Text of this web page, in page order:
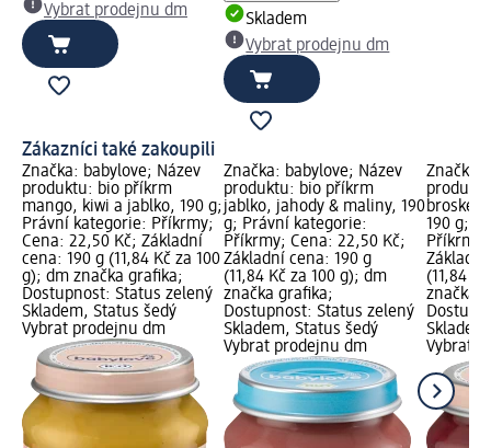
Vybrat prodejnu dm
Skladem
Vybrat prodejnu dm
Zákazníci také zakoupili
Značka: babylove; Název
produktu: bio příkrm
mango, kiwi a jablko, 190 g;
Právní kategorie: Příkrmy;
Cena: 22,50 Kč; Základní
cena: 190 g (11,84 Kč za 100
g); dm značka grafika;
Dostupnost: Status zelený
Skladem, Status šedý
Vybrat prodejnu dm
Značka: babylove; Název
produktu: bio příkrm
jablko, jahody & maliny, 190
g; Právní kategorie:
Příkrmy; Cena: 22,50 Kč;
Základní cena: 190 g
(11,84 Kč za 100 g); dm
značka grafika;
Dostupnost: Status zelený
Skladem, Status šedý
Vybrat prodejnu dm
Značka:
190 g;
Základní
(11,84
značka
Vybrat